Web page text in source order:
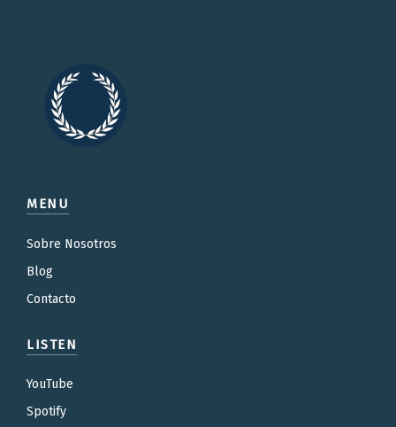
MENU
Sobre Nosotros
Blog
Contacto
LISTEN
YouTube
Spotify